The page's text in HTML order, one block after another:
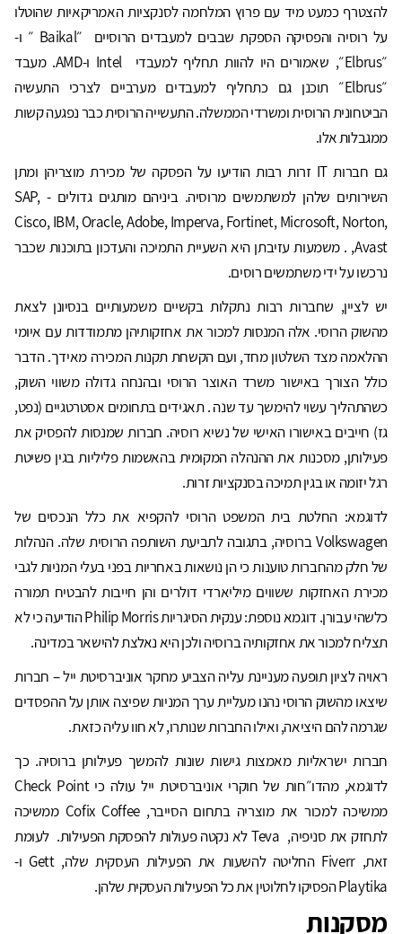
להצטרף כמעט מיד עם פרוץ המלחמה לסנקציות האמריקאיות שהוטלו
על רוסיה והפסיקה הספקת שבבים למעבדים הרוסיים ״Baikal ״ ו-
״Elbrus״, שאמורים היו להוות תחליף למעבדי
Intel ו-AMD. מעבד
״Elbrus״ תוכנן גם כתחליף למעבדים מערביים לצרכי התעשיה
הביטחונית הרוסית ומשרדי הממשלה. התעשייה הרוסית כבר נפגעה קשות
ממגבלות אלו.
גם חברות IT זרות רבות הודיעו על הפסקה של מכירת מוצריהן ומתן
השירותים שלהן למשתמשים מרוסיה. ביניהם מותגים גדולים - SAP,
Cisco, IBM, Oracle, Adobe, Imperva, Fortinet, Microsoft, Norton,
,Avast . משמעות עזיבתן היא השעיית התמיכה והעדכון בתוכנות שכבר
נרכשו על ידי משתמשים רוסים.
יש לציין, שחברות רבות נתקלות בקשיים משמעותיים בנסיונן לצאת
מהשוק הרוסי. אלה המנסות למכור את אחזקותיהן מתמודדות עם איומי
ההלאמה מצד השלטון מחד, ועם הקשחת תקנות המכירה מאידך. הדבר
כולל הצורך באישור משרד האוצר הרוסי ובהנחה גדולה משווי השוק,
כשהתהליך עשוי להימשך עד שנה . תאגידים בתחומים אסטרטגיים (נפט,
גז) חייבים באישורו האישי של נשיא רוסיה. חברות שמנסות להפסיק את
פעילותן, מסכנות את ההנהלה המקומית בהאשמות פליליות בגין פשיטת
רגל יזומה או בגין תמיכה בסנקציות זרות.
לדוגמא: החלטת בית המשפט הרוסי להקפיא את כלל הנכסים של
Volkswagen ברוסיה, בתגובה לתביעת השותפה הרוסית שלה. הנהלות
של חלק מהחברות טוענות כי הן נושאות באחריות בפני בעלי המניות לגבי
מכירת האחזקות ששווים מיליארדי דולרים והן חייבות להבטיח תמורה
כלשהי עבורן. דוגמא נוספת: ענקית הסיגריות Philip Morris הודיעה כי לא
תצליח למכור את אחזקותיה ברוסיה ולכן היא נאלצת להישאר במדינה.
ראויה לציון תופעה מעניינת עליה הצביע מחקר אוניברסיטת ייל – חברות
שיצאו מהשוק הרוסי נהנו מעליית ערך המניות שפיצה אותן על ההפסדים
שגרמה להם היציאה, ואילו החברות שנותרו, לא חוו עליה כזאת.
חברות ישראליות מאמצות גישות שונות להמשך פעילותן ברוסיה. כך
לדוגמא, מהדו״חות של חוקרי אוניברסיטת ייל עולה כי Check Point
ממשיכה למכור את מוצריה בתחום הסייבר, Cofix Coffee ממשיכה
לתחזק את סניפיה,
Teva לא נקטה פעולות להפסקת הפעילות. לעומת
זאת, Fiverr החליטה להשעות את הפעילות העסקית שלה, Gett ו-
Playtika הפסיקו לחלוטין את כל הפעילות העסקית שלהן.
מסקנות